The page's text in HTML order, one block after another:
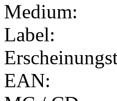
Medium:
Label:
EAN: